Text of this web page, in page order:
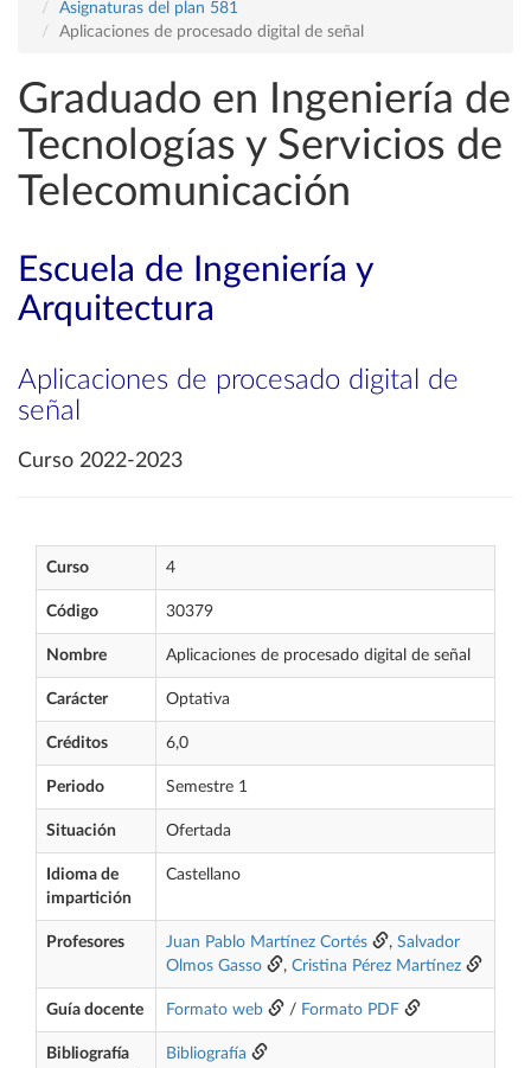
Asignaturas del plan 581
Aplicaciones de procesado digital de señal
Graduado en Ingeniería de
Tecnologías y Servicios de
Telecomunicación
Escuela de Ingeniería y
Arquitectura
Aplicaciones de procesado digital de
señal
Curso 2022-2023
Curso 4
Código 30379
Nombre Aplicaciones de procesado digital de señal
Carácter Optativa
Créditos 6,0
Periodo Semestre 1
Situación Ofertada
Idioma de
impartición
Castellano
Profesores Juan Pablo Martínez Cortés , Salvador
Olmos Gasso
, Cristina Pérez Martínez
Guía docente Formato web / Formato PDF
Bibliografía
Bibliografía